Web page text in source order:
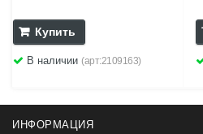
Купить
В наличии (арт:2109163)
ИНФОРМАЦИЯ